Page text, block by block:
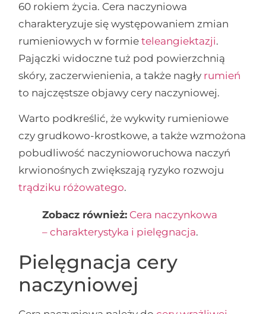
60 rokiem życia. Cera naczyniowa
charakteryzuje się występowaniem zmian
rumieniowych w formieteleangiektazji.
Pajączki widoczne tuż pod powierzchnią
skóry, zaczerwienienia, a także nagły rumień
to najczęstsze objawy cery naczyniowej.
Warto podkreślić, że wykwity rumieniowe
czy grudkowo-krostkowe, a także wzmożona
pobudliwość naczynioworuchowa naczyń
krwionośnych zwiększają ryzyko rozwoju
trądziku różowatego.
Zobacz również: Cera naczynkowa
– charakterystyka i pielęgnacja.
Pielęgnacja cery
naczyniowej